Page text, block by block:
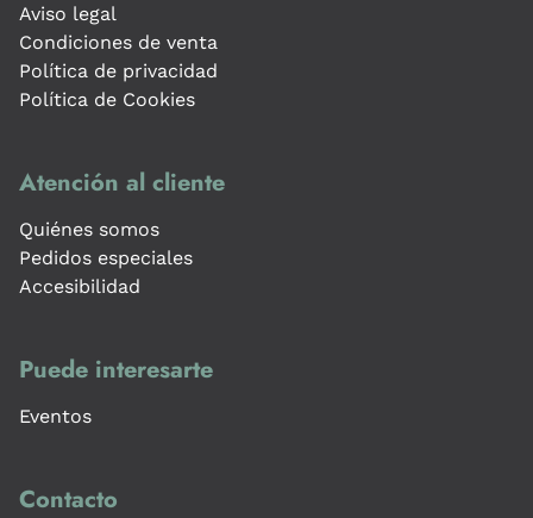
Aviso legal
Condiciones de venta
Política de privacidad
Política de Cookies
Atención al cliente
Quiénes somos
Pedidos especiales
Accesibilidad
Puede interesarte
Eventos
Contacto